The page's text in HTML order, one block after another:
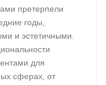
претерпели
годы,
и эстетичными.
для
сферах, от